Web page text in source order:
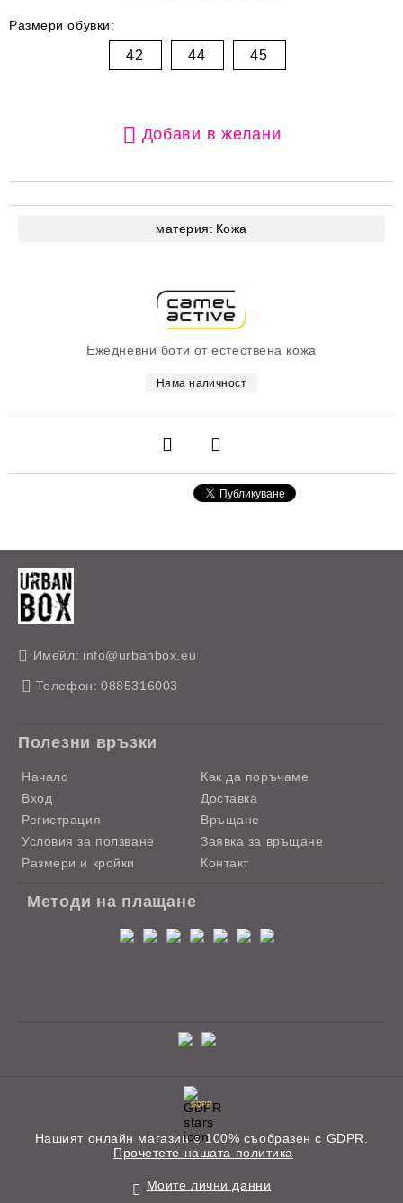
Ежедневни боти от естествена кожа
Няма наличност
Размери обувки:
42 44 45
Добави в желани
материя: Кожа
Имейл: info@urbanbox.eu
Телефон: 0885316003
Полезни връзки
Начало
Вход
Регистрация
Условия за ползване
Размери и кройки
Как да поръчаме
Доставка
Връщане
Заявка за връщане
Контакт
Методи на плащане
GDPR
Нашият онлайн магазин е 100% съобразен с GDPR.
Прочетете нашата политика
Моите лични данни